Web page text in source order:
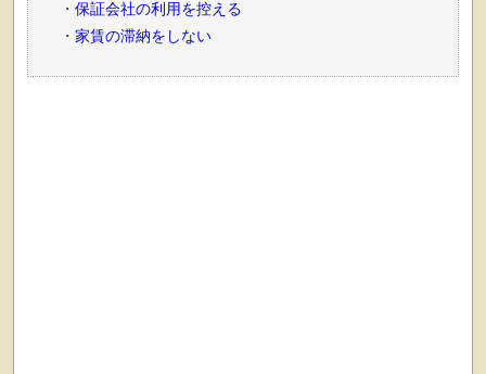
保証会社の利用を控える
家賃の滞納をしない